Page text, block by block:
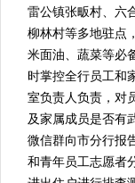
雷公镇张畈村、六
柳林村等多地驻点
米面油、蔬菜等必
时掌控全行员工和
室负责人负责，对
及家属成员是否有
微信群向市分行报
和青年员工志愿者